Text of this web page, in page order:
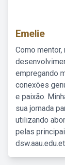
Emelie
Como
empregando
conexões
e paixão.
sua jornada
utilizando
pelas